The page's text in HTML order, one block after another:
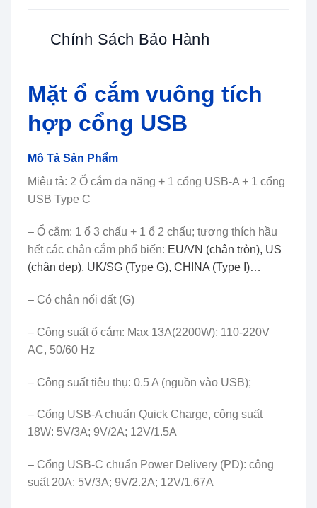
Chính Sách Bảo Hành
Mặt ổ cắm vuông tích
hợp cổng USB
Mô Tả Sản Phẩm
Miêu tả: 2 Ổ cắm đa năng + 1 cổng USB-A + 1 cổng
USB Type C
– Ổ cắm: 1 ổ 3 chấu + 1 ổ 2 chấu; tương thích hầu
hết các chân cắm phổ biến: EU/VN (chân tròn), US
(chân dẹp), UK/SG (Type G), CHINA (Type I)…
– Có chân nối đất (G)
– Công suất ổ cắm: Max 13A(2200W); 110-220V
AC, 50/60 Hz
– Công suất tiêu thụ: 0.5 A (nguồn vào USB);
– Cổng USB-A chuẩn Quick Charge, công suất
18W: 5V/3A; 9V/2A; 12V/1.5A
– Cổng USB-C chuẩn Power Delivery (PD): công
suất 20A: 5V/3A; 9V/2.2A; 12V/1.67A